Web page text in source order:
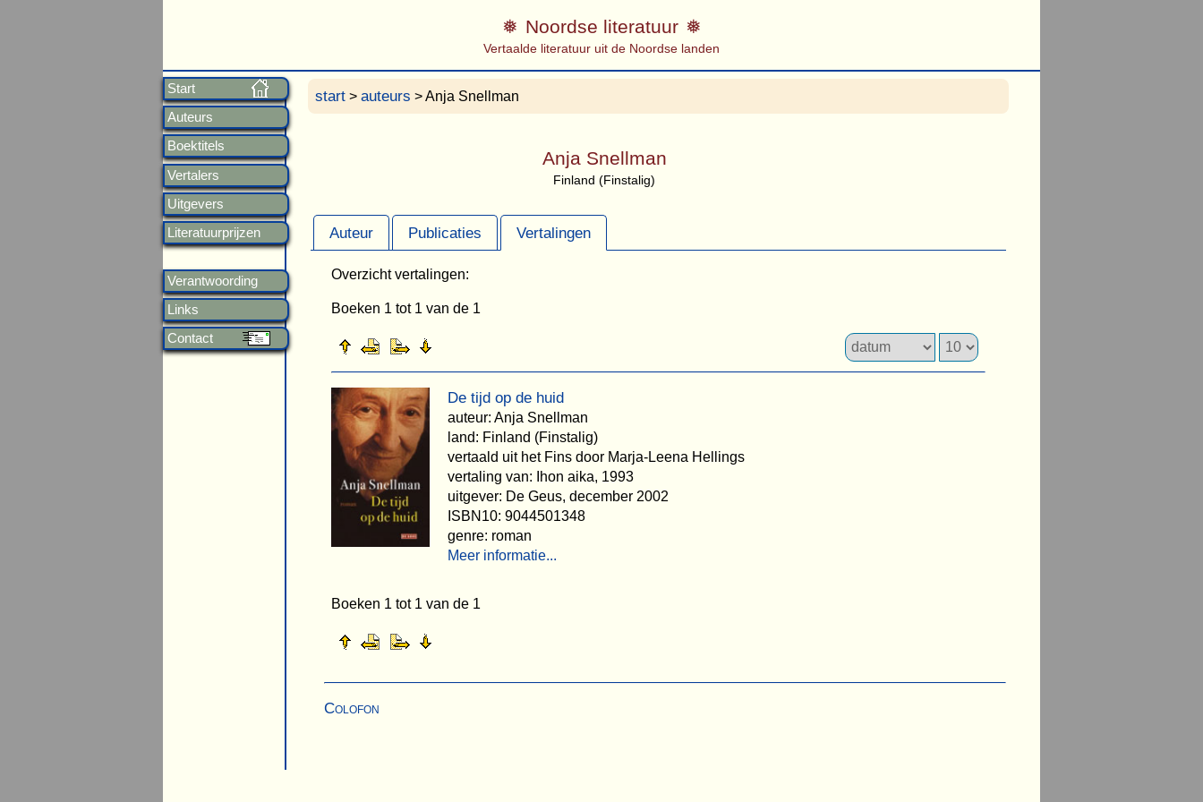
Start
Auteurs
Boektitels
Vertalers
Uitgevers
Literatuurprijzen
Verantwoording
Links
Contact
Noordse literatuur
Vertaalde literatuur uit de Noordse landen
start > auteurs > Anja Snellman
Anja Snellman
Finland (Finstalig)
Auteur Publicaties Vertalingen
Overzicht vertalingen:
Boeken 1 tot 1 van de 1
De tijd op de huid
auteur: Anja Snellman
land: Finland (Finstalig)
vertaald uit het Fins door Marja-Leena Hellings
vertaling van: Ihon aika, 1993
uitgever: De Geus, december 2002
ISBN10: 9044501348
genre: roman
Meer informatie...
Boeken 1 tot 1 van de 1
Colofon